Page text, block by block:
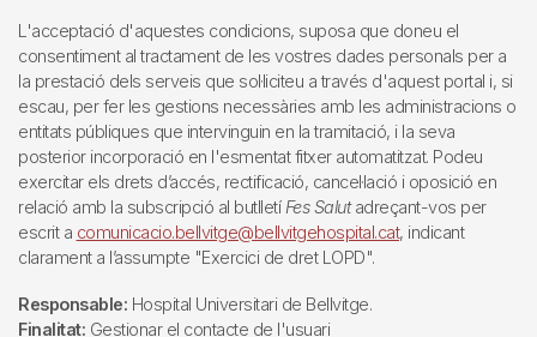
L'acceptació d'aquestes condicions, suposa que doneu el
consentiment al tractament de les vostres dades personals per a
la prestació dels serveis que sol·liciteu a través d'aquest portal i, si
escau, per fer les gestions necessàries amb les administracions o
entitats públiques que intervinguin en la tramitació, i la seva
posterior incorporació en l'esmentat fitxer automatitzat. Podeu
exercitar els drets d’accés, rectificació, cancel·lació i oposició en
relació amb la subscripció al butlletí Fes Salutadreçant-vos per
escrit a comunicacio.bellvitge@bellvitgehospital.cat, indicant
clarament a l’assumpte "Exercici de dret LOPD".
Responsable: Hospital Universitari de Bellvitge.
Finalitat: Gestionar el contacte de l'usuari